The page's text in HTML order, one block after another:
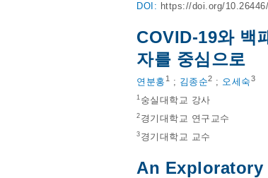
DOI: https://doi.org/
COVID-19와 백
자를 중심으로
연분홍 1 ; 김종순2 ; 오세숙3
1 숭실대학교 강사
2 경기대학교 연구교수
3 경기대학교 교수
An Exploratory